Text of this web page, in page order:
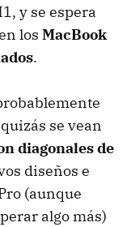
y se espera
los MacBook
.
se vean
diagonales de
diseños e
(aunque
algo más)